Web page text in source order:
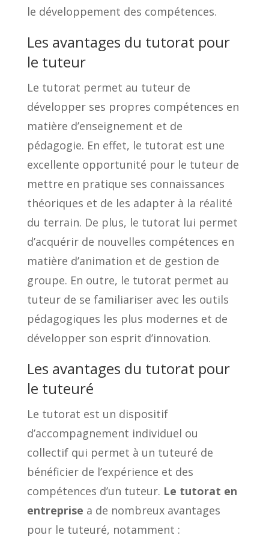
le développement des compétences.
Les avantages du tutorat pour
le tuteur
Le tutorat permet au tuteur de
développer ses propres compétences en
matière d’enseignement et de
pédagogie. En effet, le tutorat est une
excellente opportunité pour le tuteur de
mettre en pratique ses connaissances
théoriques et de les adapter à la réalité
du terrain. De plus, le tutorat lui permet
d’acquérir de nouvelles compétences en
matière d’animation et de gestion de
groupe. En outre, le tutorat permet au
tuteur de se familiariser avec les outils
pédagogiques les plus modernes et de
développer son esprit d’innovation.
Les avantages du tutorat pour
le tuteuré
Le tutorat est un dispositif
d’accompagnement individuel ou
collectif qui permet à un tuteuré de
bénéficier de l’expérience et des
compétences d’un tuteur. Le tutorat en
entreprise a de nombreux avantages
pour le tuteuré, notamment :